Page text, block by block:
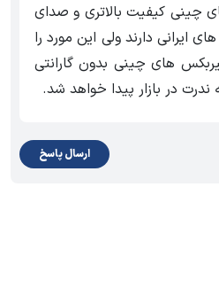
چینی کیفیت بالاتری و صدای
ایرانی دارند ولی این مورد را
های چینی بدون گارانتی
در بازار پیدا خواهد شد.
ارسال پاسخ